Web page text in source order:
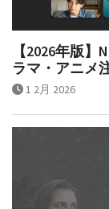
【2026年版
ラマ・アニメ
1 2月 2026